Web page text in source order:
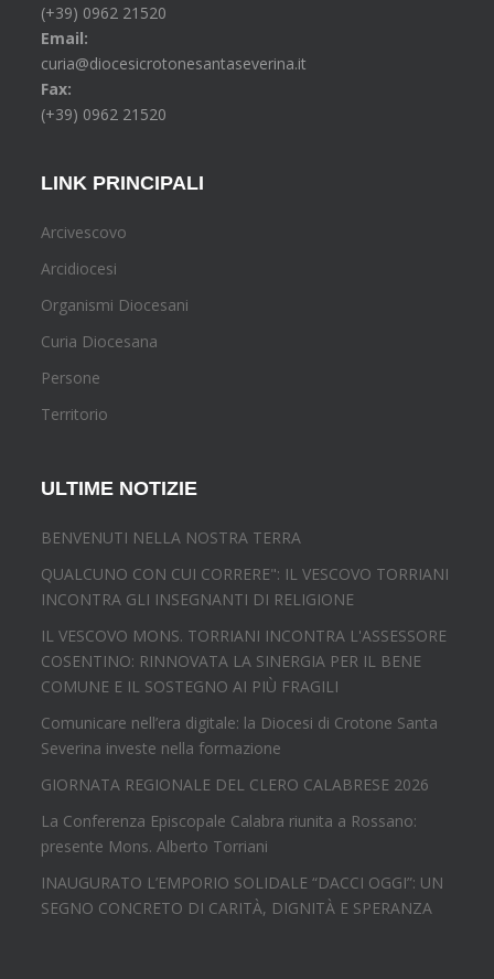
(+39) 0962 21520
Email:
curia@diocesicrotonesantaseverina.it
Fax:
(+39) 0962 21520
LINK PRINCIPALI
Arcivescovo
Arcidiocesi
Organismi Diocesani
Curia Diocesana
Persone
Territorio
ULTIME NOTIZIE
BENVENUTI NELLA NOSTRA TERRA
QUALCUNO CON CUI CORRERE": IL VESCOVO TORRIANI
INCONTRA GLI INSEGNANTI DI RELIGIONE
IL VESCOVO MONS. TORRIANI INCONTRA L'ASSESSORE
COSENTINO: RINNOVATA LA SINERGIA PER IL BENE
COMUNE E IL SOSTEGNO AI PIÙ FRAGILI
Comunicare nell’era digitale: la Diocesi di Crotone Santa
Severina investe nella formazione
GIORNATA REGIONALE DEL CLERO CALABRESE 2026
La Conferenza Episcopale Calabra riunita a Rossano:
presente Mons. Alberto Torriani
INAUGURATO L’EMPORIO SOLIDALE “DACCI OGGI”: UN
SEGNO CONCRETO DI CARITÀ, DIGNITÀ E SPERANZA